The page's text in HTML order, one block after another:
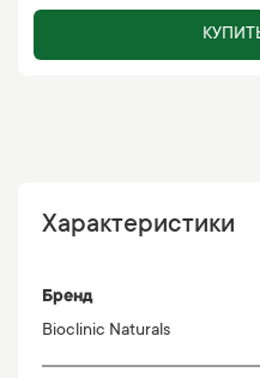
Характеристики
Бренд
Bioclinic Naturals